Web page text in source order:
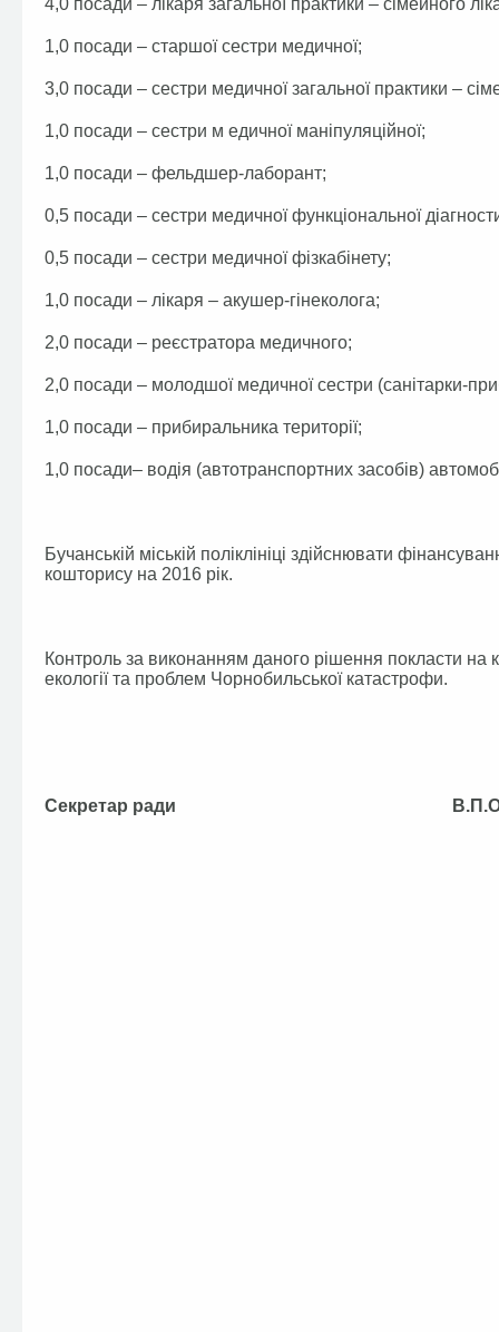
4,0 посади – лікаря загальної практики – сімейного
1,0 посади – старшої сестри медичної;
3,0 посади – сестри медичної загальної практики –
1,0 посади – сестри м едичної маніпуляційної;
1,0 посади – фельдшер-лаборант;
0,5 посади – сестри медичної функціональної
0,5 посади – сестри медичної фізкабінету;
1,0 посади – лікаря – акушер-гінеколога;
2,0 посади – реєстратора медичного;
2,0 посади – молодшої медичної сестри (санітарки-
1,0 посади – прибиральника території;
1,0 посади– водія (автотранспортних засобів)
Бучанській міській поліклініці здійснювати
кошторису на 2016 рік.
Контроль за виконанням даного рішення покласти на
екології та проблем Чорнобильської катастрофи.
Секретар ради